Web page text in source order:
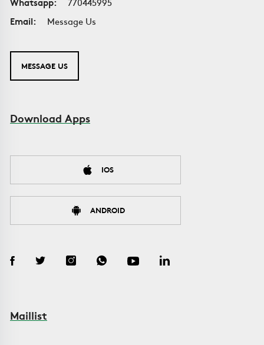
Email:
Message Us
MESSAGE US
Download Apps
IOS
ANDROID
Maillist